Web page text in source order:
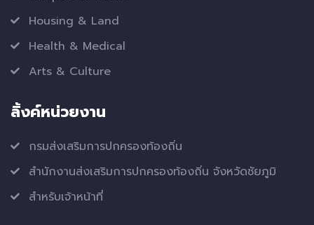
Housing & Land
Health & Medical
Arts & Culture
ลิ้งค์หน่วยงาน
กรมส่งเสริมการปกครองท้องถิ่น
สำนักงานส่งเสริมการปกครองท้องถิ่น จังหวัดชัยภูมิ
สำหรับเจ้าหน้าที่